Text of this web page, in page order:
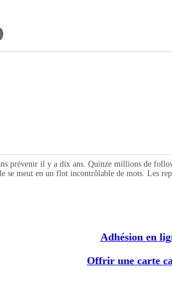
prévenir il y a dix ans. Quinze millions de
se meut en un flot incontrôlable de mots. Les
Adhésion en
Offrir une carte